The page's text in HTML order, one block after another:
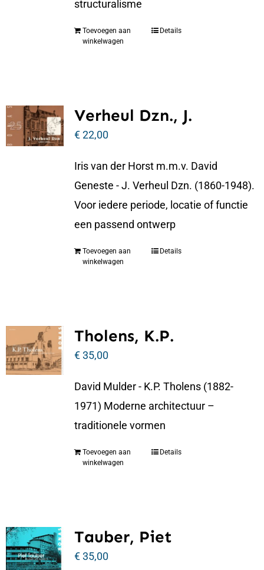
structuralisme
Toevoegen aan
winkelwagen
Details
Verheul Dzn., J.
€22,00
Iris van der Horst m.m.v. David
Geneste - J. Verheul Dzn. (1860-1948).
Voor iedere periode, locatie of functie
een passend ontwerp
Toevoegen aan
winkelwagen
Details
Tholens, K.P.
€35,00
David Mulder - K.P. Tholens (1882-
1971) Moderne architectuur –
traditionele vormen
Toevoegen aan
winkelwagen
Details
Tauber, Piet
€35,00